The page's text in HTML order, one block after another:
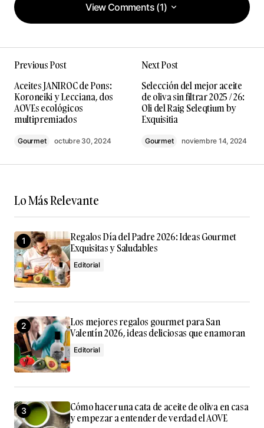
View Comments (1)
View Comments (1)
Crujientes, sabrosas y con ese toque artesanal
que marca la diferencia. Las Patatas Bonilla no
son solo un clásico, son un verdadero capricho
gourmet. Perfectas para un aperitivo con nivel, y
si las acompañas con unas buenas conservas…
¡plan redondo!
SG
Tu dirección de correo electrónico no será
publicada. Los campos obligatorios están
marcados con*
Comment*
Your Name
Your E-mail*
Previous Post
Aceites JANIROC de Pons:
Koroneiki y Lecciana, dos
AOVEs ecológicos
multipremiados
Gourmet octubre 30, 2024
Next Post
Selección del mejor aceite
de oliva sin filtrar 2025 / 26:
Oli del Raig Seleqtium by
Exquisitia
Gourmet noviembre 14, 2024
Lo Más Relevante
Regalos Día del Padre 2026: Ideas Gourmet
Exquisitas y Saludables
Editorial
Los mejores regalos gourmet para San
Valentín 2026, ideas deliciosas que enamoran
Editorial
Cómo hacer una cata de aceite de oliva en casa
y empezar a entender de verdad el AOVE